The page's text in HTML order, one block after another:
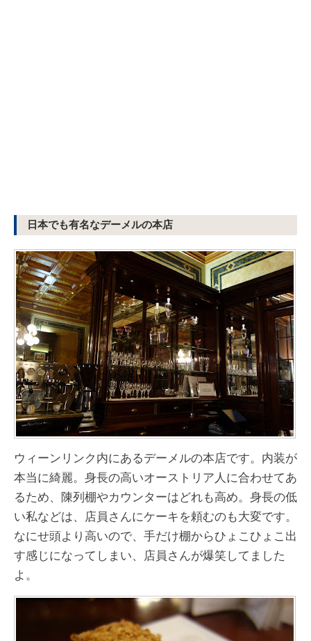
日本でも有名なデーメルの本店
ウィーンリンク内にあるデーメルの本店です。内装が
本当に綺麗。身長の高いオーストリア人に合わせてあ
るため、陳列棚やカウンターはどれも高め。身長の低
い私などは、店員さんにケーキを頼むのも大変です。
なにせ頭より高いので、手だけ棚からひょこひょこ出
す感じになってしまい、店員さんが爆笑してました
よ。